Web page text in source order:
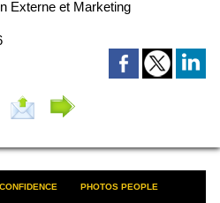
Externe et Marketing
CONFIDENCE PHOTOS PEOPLE